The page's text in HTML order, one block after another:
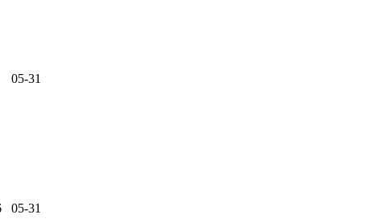
05-31
05-31